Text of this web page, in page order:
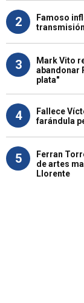
2
Famoso
3
Mark Vito
abandonar
plata"
4
Fallece
farándula
5
Ferran
de artes
Llorente